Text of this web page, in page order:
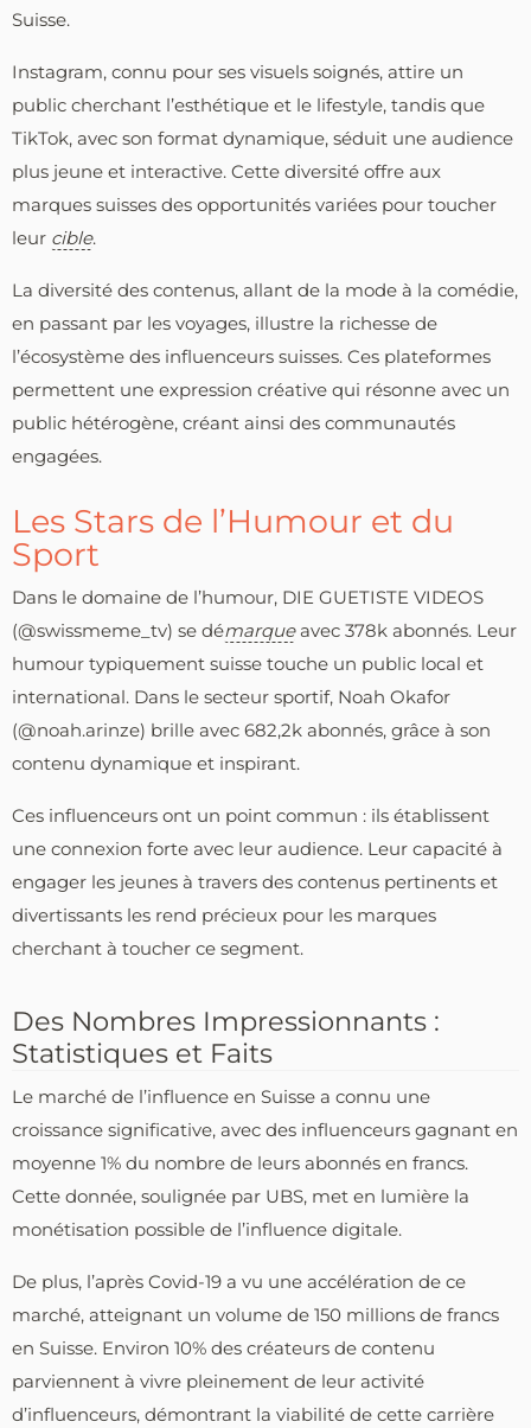
Suisse.
Instagram, connu pour ses visuels soignés, attire un
public cherchant l’esthétique et le lifestyle, tandis que
TikTok, avec son format dynamique, séduit une audience
plus jeune et interactive. Cette diversité offre aux
marques suisses des opportunités variées pour toucher
leur cible.
La diversité des contenus, allant de la mode à la comédie,
en passant par les voyages, illustre la richesse de
l’écosystème des influenceurs suisses. Ces plateformes
permettent une expression créative qui résonne avec un
public hétérogène, créant ainsi des communautés
engagées.
Les Stars de l’Humour et du
Sport
Dans le domaine de l’humour, DIE GUETISTE VIDEOS
(@swissmeme_tv) se démarqueavec 378k abonnés. Leur
humour typiquement suisse touche un public local et
international. Dans le secteur sportif, Noah Okafor
(@noah.arinze) brille avec 682,2k abonnés, grâce à son
contenu dynamique et inspirant.
Ces influenceurs ont un point commun : ils établissent
une connexion forte avec leur audience. Leur capacité à
engager les jeunes à travers des contenus pertinents et
divertissants les rend précieux pour les marques
cherchant à toucher ce segment.
Des Nombres Impressionnants :
Statistiques et Faits
Le marché de l’influence en Suisse a connu une
croissance significative, avec des influenceurs gagnant en
moyenne 1% du nombre de leurs abonnés en francs.
Cette donnée, soulignée par UBS, met en lumière la
monétisation possible de l’influence digitale.
De plus, l’après Covid-19 a vu une accélération de ce
marché, atteignant un volume de 150 millions de francs
en Suisse. Environ 10% des créateurs de contenu
parviennent à vivre pleinement de leur activité
d’influenceurs, démontrant la viabilité de cette carrière